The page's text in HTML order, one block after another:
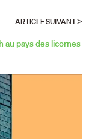
ARTICLE SUIVANT>
au pays des licornes